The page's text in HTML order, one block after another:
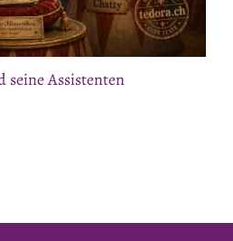
Assistenten